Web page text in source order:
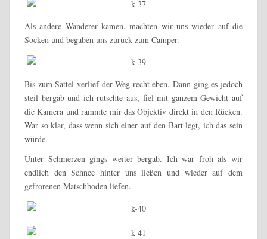
Als andere Wanderer kamen, machten wir uns wieder auf die
Socken und begaben uns zurück zum Camper.
Bis zum Sattel verlief der Weg recht eben. Dann ging es jedoch
steil bergab und ich rutschte aus, fiel mit ganzem Gewicht auf
die Kamera und rammte mir das Objektiv direkt in den Rücken.
War so klar, dass wenn sich einer auf den Bart legt, ich das sein
würde.
Unter Schmerzen gings weiter bergab. Ich war froh als wir
endlich den Schnee hinter uns ließen und wieder auf dem
gefrorenen Matschboden liefen.